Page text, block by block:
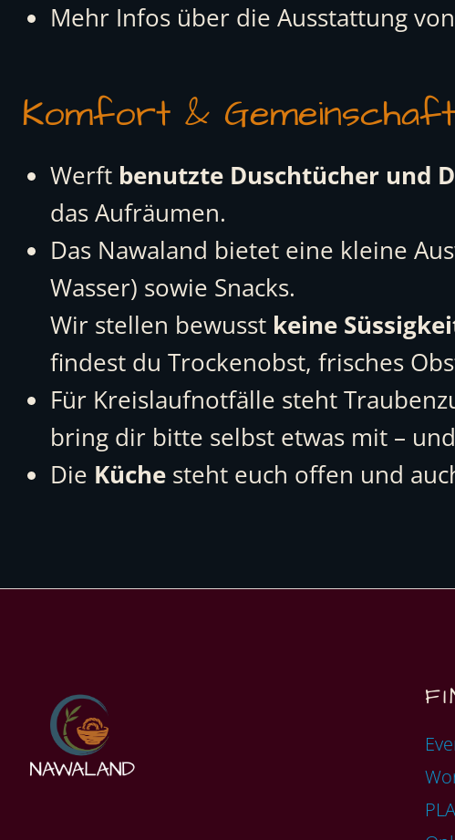
Mehr Infos über die Ausstattung
Komfort &
Werft benutzte Duschtücher und
das Aufräumen.
Das Nawaland bietet eine kleine
Wasser) sowie Snacks.
Wir stellen bewusst keine
findest du Trockenobst, frisches
Für Kreislaufnotfälle steht
bring dir bitte selbst etwas mit –
Die Küche steht euch offen und